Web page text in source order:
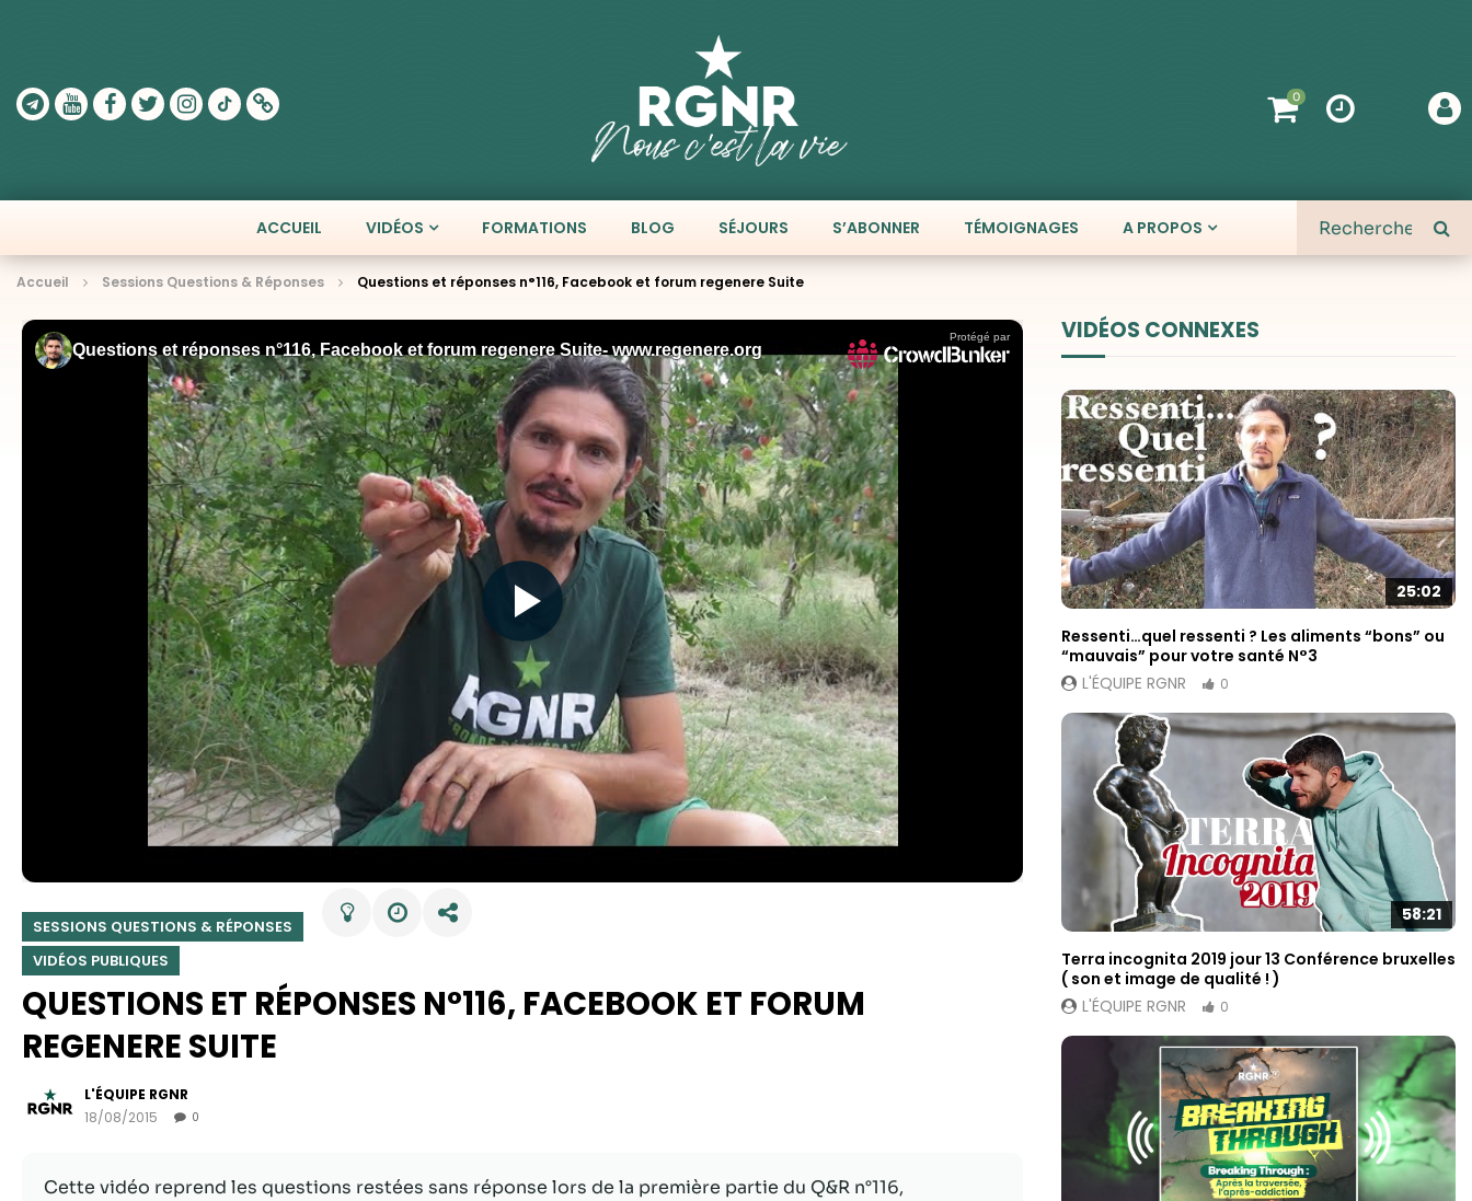
0
ACCUEIL VIDÉOS FORMATIONS BLOG SÉJOURS S’ABONNER TÉMOIGNAGES A PROPOS
Accueil Sessions Questions & Réponses Questions et réponses n°116, Facebook et forum regenere Suite
SESSIONS QUESTIONS & RÉPONSES
VIDÉOS PUBLIQUES
QUESTIONS ET RÉPONSES N°116, FACEBOOK ET FORUM
REGENERE SUITE
L'ÉQUIPE RGNR
18/08/2015
0
Cette vidéo reprend les questions restées sans réponse lors de la première partie du Q&R n°116,
VIDÉOS CONNEXES
25:02
Ressenti…quel ressenti ? Les aliments “bons” ou
“mauvais” pour votre santé N°3
L'ÉQUIPE RGNR
0
58:21
Terra incognita 2019 jour 13 Conférence bruxelles
( son et image de qualité ! )
L'ÉQUIPE RGNR
0
Nécessaire
Ces cookies ne
sont pas
sont
en fonction